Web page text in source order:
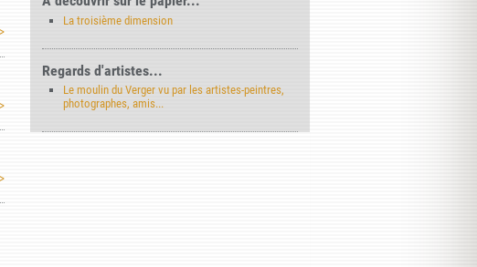
La troisième dimension
Regards d'artistes...
Le moulin du Verger vu par les artistes-peintres,
photographes, amis...